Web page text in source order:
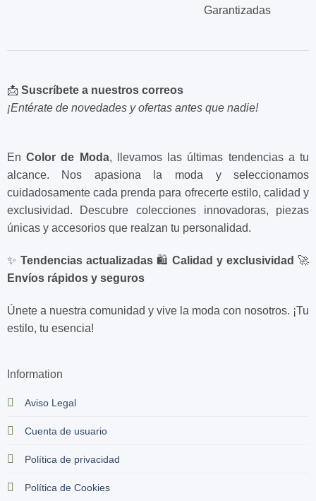
Garantizadas
EnColor de Moda, llevamos las últimas tendencias a tu
alcance. Nos apasiona la moda y seleccionamos
cuidadosamente cada prenda para ofrecerte estilo, calidad y
exclusividad. Descubre colecciones innovadoras, piezas
únicas y accesorios que realzan tu personalidad.
✨ Tendencias actualizadas🛍️Calidad y exclusividad 🚀
Envíos rápidos y seguros
Únete a nuestra comunidad y vive la moda con nosotros. ¡Tu
estilo, tu esencia!
Information
Aviso Legal
Cuenta de usuario
Política de privacidad
Política de Cookies
📩 Suscríbete a nuestros correos
¡Entérate de novedades y ofertas antes que nadie!